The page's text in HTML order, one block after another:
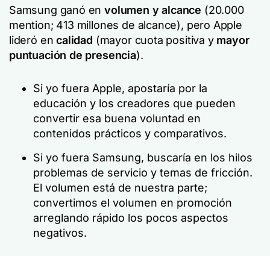
Samsung ganó envolumen y alcance (20.000
mention; 413 millones de alcance), pero Apple
lideró encalidad (mayor cuota positiva y mayor
puntuación de presencia).
Si yo fuera Apple, apostaría por la
educación y los creadores que pueden
convertir esa buena voluntad en
contenidos prácticos y comparativos.
Si yo fuera Samsung, buscaría en los hilos
problemas de servicio y temas de fricción.
El volumen está de nuestra parte;
convertimos el volumen en promoción
arreglando rápido los pocos aspectos
negativos.